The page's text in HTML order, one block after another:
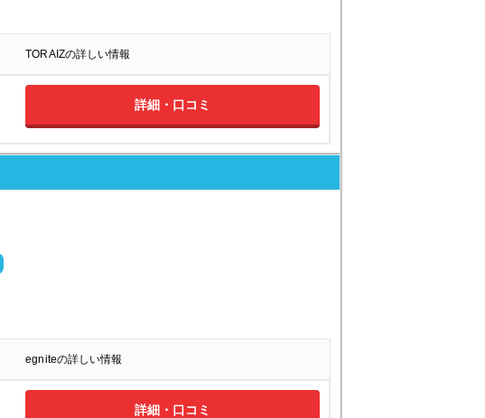
TORAIZの詳しい情報
詳細・口コミ
egniteの詳しい情報
詳細・口コミ